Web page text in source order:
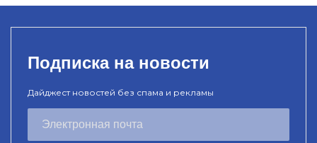
Подписка на новости
Дайджест новостей без спама и рекламы